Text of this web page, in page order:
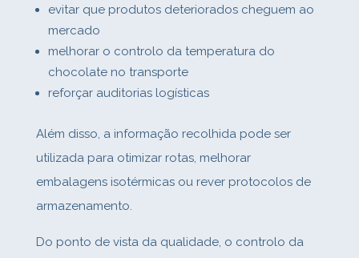
evitar que produtos deteriorados cheguem ao
mercado
melhorar o controlo da temperatura do
chocolate no transporte
reforçar auditorias logísticas
Além disso, a informação recolhida pode ser
utilizada para otimizar rotas, melhorar
embalagens isotérmicas ou rever protocolos de
armazenamento.
Do ponto de vista da qualidade, o controlo da